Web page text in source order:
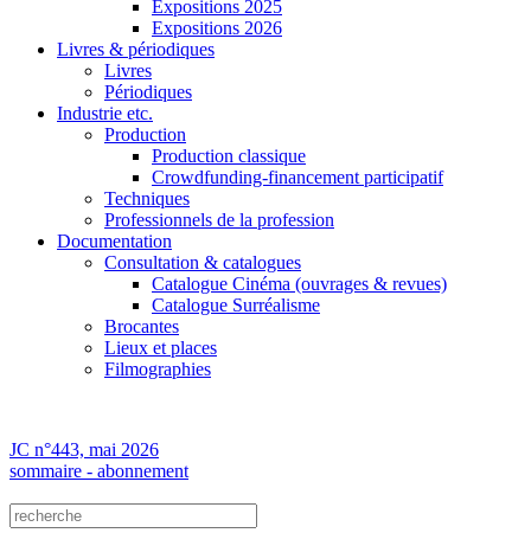
Expositions 2025
Expositions 2026
Livres & périodiques
Livres
Périodiques
Industrie etc.
Production
Production classique
Crowdfunding-financement participatif
Techniques
Professionnels de la profession
Documentation
Consultation & catalogues
Catalogue Cinéma (ouvrages & revues)
Catalogue Surréalisme
Brocantes
Lieux et places
Filmographies
JC n°443, mai 2026
sommaire - abonnement